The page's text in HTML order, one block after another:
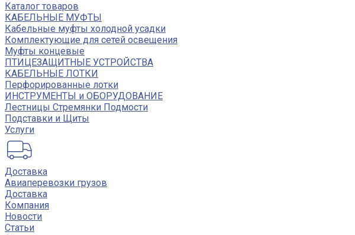
Каталог товаров
КАБЕЛЬНЫЕ МУФТЫ
Кабельные муфты холодной усадки
Комплектующие для сетей освещения
Муфты концевые
ПТИЦЕЗАЩИТНЫЕ УСТРОЙСТВА
КАБЕЛЬНЫЕ ЛОТКИ
Перфорированные лотки
ИНСТРУМЕНТЫ и ОБОРУДОВАНИЕ
Лестницы Стремянки Подмости
Подставки и Щиты
Услуги
Доставка
Авиаперевозки грузов
Доставка
Компания
Новости
Статьи